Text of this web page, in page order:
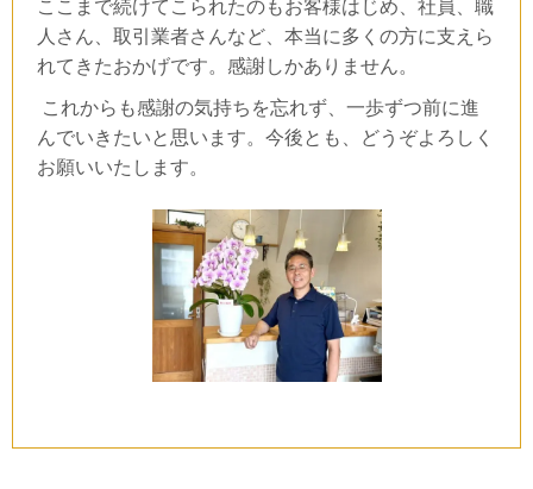
ここまで続けてこられたのもお客様はじめ、社員、職
人さん、取引業者さんなど、本当に多くの方に支えら
れてきたおかげです。感謝しかありません。
これからも感謝の気持ちを忘れず、一歩ずつ前に進
んでいきたいと思います。今後とも、どうぞよろしく
お願いいたします。